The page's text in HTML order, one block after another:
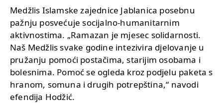
Medžlis Islamske zajednice Jablanica posebnu
pažnju posvećuje socijalno-humanitarnim
aktivnostima. „Ramazan je mjesec solidarnosti.
Naš Medžlis svake godine intezivira djelovanje u
pružanju pomoći postačima, starijim osobama i
bolesnima. Pomoć se ogleda kroz podjelu paketa s
hranom, somuna i drugih potrepština,“ navodi
efendija Hodžić.